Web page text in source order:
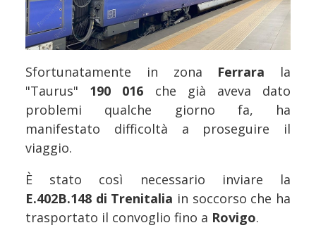
Sfortunatamente in zona Ferrara la
"Taurus" 190 016 che già aveva dato
problemi qualche giorno fa, ha
manifestato difficoltà a proseguire il
viaggio.
È stato così necessario inviare la
E.402B.148 di Trenitalia in soccorso che ha
trasportato il convoglio fino a Rovigo.